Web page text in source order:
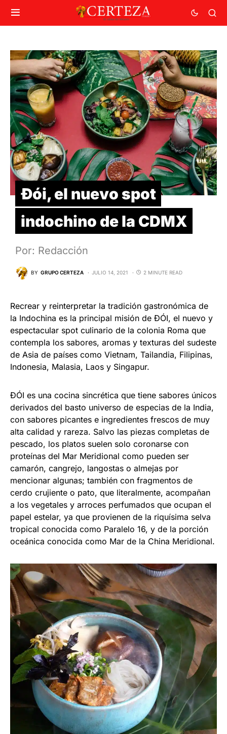
Đói, el nuevo spot
indochino de la CDMX
Por: Redacción
BY GRUPO CERTEZA JULIO 14, 2021 2 MINUTE READ
Recrear y reinterpretar la tradición gastronómica de
la Indochina es la principal misión de ĐÓI, el nuevo y
espectacular spot culinario de la colonia Roma que
contempla los sabores, aromas y texturas del sudeste
de Asia de países como Vietnam, Tailandia, Filipinas,
Indonesia, Malasia, Laos y Singapur.
ĐÓI es una cocina sincrética que tiene sabores únicos
derivados del basto universo de especias de la India,
con sabores picantes e ingredientes frescos de muy
alta calidad y rareza. Salvo las piezas completas de
pescado, los platos suelen solo coronarse con
proteínas del Mar Meridional como pueden ser
camarón, cangrejo, langostas o almejas por
mencionar algunas; también con fragmentos de
cerdo crujiente o pato, que literalmente, acompañan
a los vegetales y arroces perfumados que ocupan el
papel estelar, ya que provienen de la riquísima selva
tropical conocida como Paralelo 16, y de la porción
oceánica conocida como Mar de la China Meridional.